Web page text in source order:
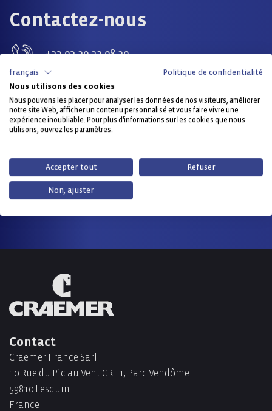
Contactez-nous
+33 03 20 22 08 20
info(at)craemer.com
Prendre contact maintenant
Recontrez-nous en personne
Toutes les dates des salons en un coup d'œil
Contact
Craemer France Sarl
10 Rue du Pic au Vent CRT 1, Parc Vendôme
59810 Lesquin
France
français
Politique de confidentialité
Nous utilisons des cookies
Nous pouvons les placer pour analyser les données de nos visiteurs, améliorer
notre site Web, afficher un contenu personnalisé et vous faire vivre une
expérience inoubliable. Pour plus d'informations sur les cookies que nous
utilisons, ouvrez les paramètres.
Accepter tout Refuser
Non, ajuster